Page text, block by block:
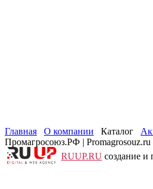
Главная О компании Каталог
Промагросоюз.РФ | Promagrosouz.ru
RUUP.RU создание и